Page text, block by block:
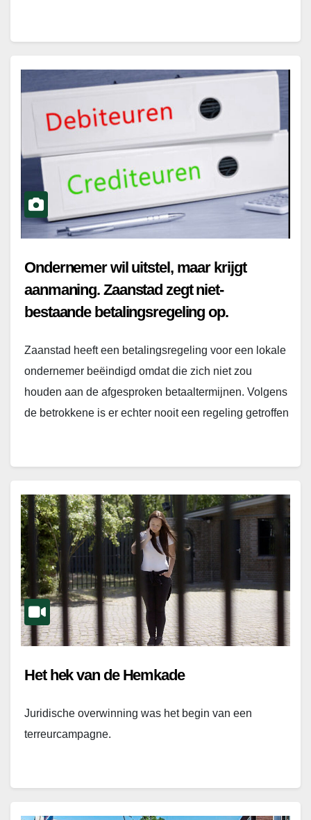
Ondernemer wil uitstel, maar krijgt
aanmaning. Zaanstad zegt niet-
bestaande betalingsregeling op.
Zaanstad heeft een betalingsregeling voor een lokale
ondernemer beëindigd omdat die zich niet zou
houden aan de afgesproken betaaltermijnen. Volgens
de betrokkene is er echter nooit een regeling getroffen
Het hek van de Hemkade
Juridische overwinning was het begin van een
terreurcampagne.